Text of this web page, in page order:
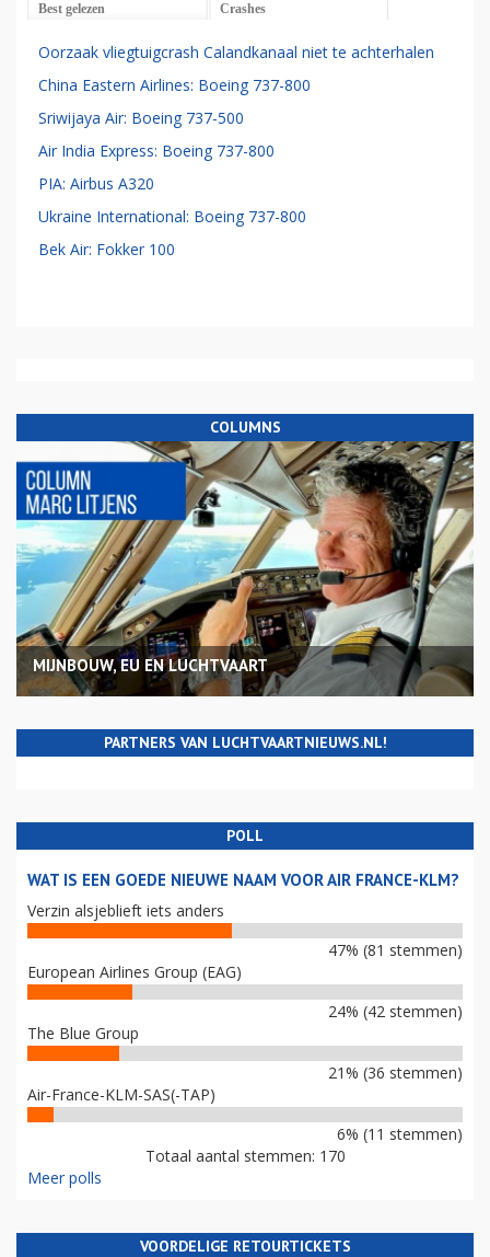
Best gelezen Crashes
Oorzaak vliegtuigcrash Calandkanaal niet te achterhalen
China Eastern Airlines: Boeing 737-800
Sriwijaya Air: Boeing 737-500
Air India Express: Boeing 737-800
PIA: Airbus A320
Ukraine International: Boeing 737-800
Bek Air: Fokker 100
COLUMNS
MIJNBOUW, EU EN LUCHTVAART
PARTNERS VAN LUCHTVAARTNIEUWS.NL!
POLL
WAT IS EEN GOEDE NIEUWE NAAM VOOR AIR FRANCE-KLM?
Verzin alsjeblieft iets anders
47% (81 stemmen)
European Airlines Group (EAG)
24% (42 stemmen)
The Blue Group
21% (36 stemmen)
Air-France-KLM-SAS(-TAP)
6% (11 stemmen)
Totaal aantal stemmen: 170
Meer polls
VOORDELIGE RETOURTICKETS